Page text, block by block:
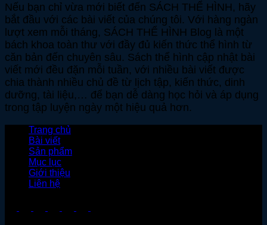
Nếu bạn chỉ vừa mới biết đến SÁCH THỂ HÌNH, hãy
bắt đầu với các bài viết của chúng tôi. Với hàng ngàn
lượt xem mỗi tháng, SÁCH THỂ HÌNH Blog là một
bách khoa toàn thư với đầy đủ kiến thức thể hình từ
căn bản đến chuyên sâu. Sách thể hình cập nhật bài
viết mới đều đặn mỗi tuần, với nhiều bài viết được
chia thành nhiều chủ đề từ lịch tập, kiến thức, dinh
dưỡng, tài liệu,… để bạn dễ dàng học hỏi và áp dụng
trong tập luyện ngày một hiệu quả hơn.
Trang chủ
Bài viết
Sản phẩm
Mục lục
Giới thiệu
Liên hệ